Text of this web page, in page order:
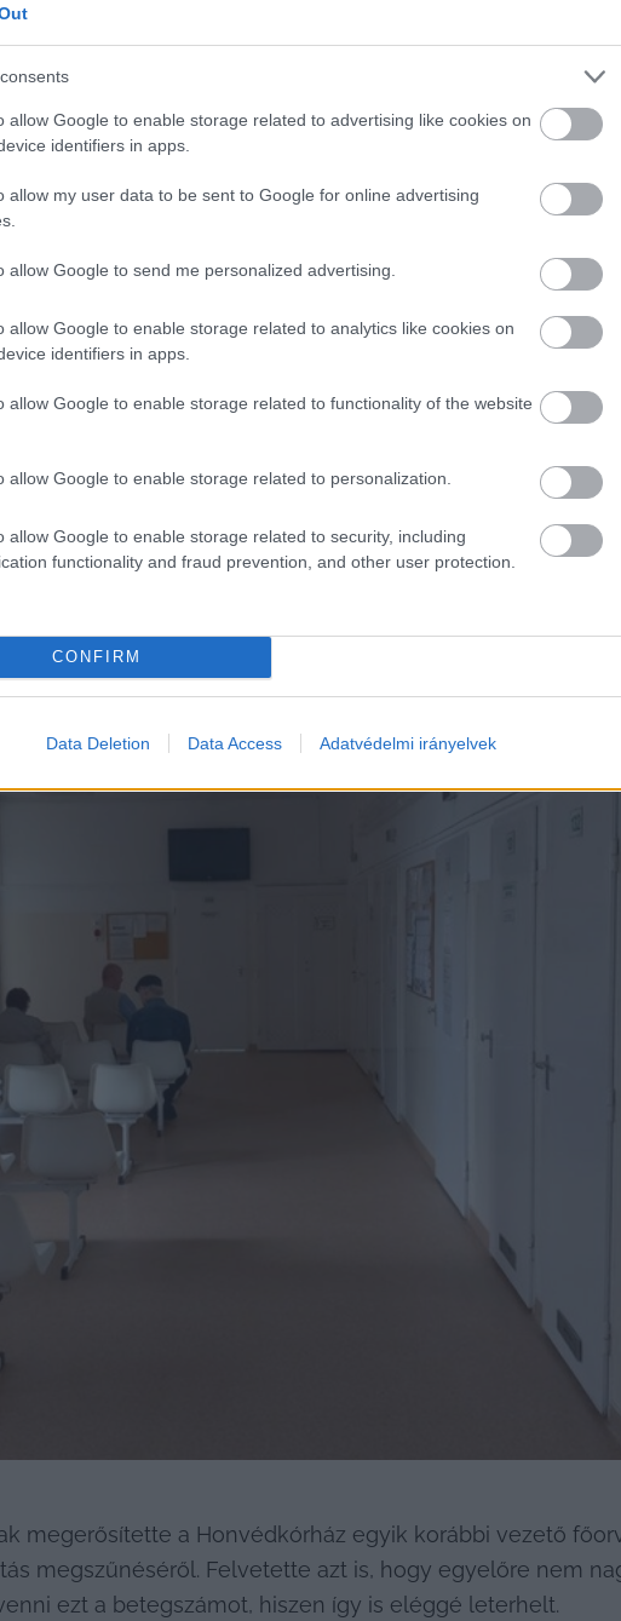
allow Google to enable storage related to advertising like cookies on
identifiers in apps.
allow my user data to be sent to Google for online advertising
allow Google to send me personalized advertising.
allow Google to enable storage related to analytics like cookies on
identifiers in apps.
allow Google to enable storage related to functionality of the website
allow Google to enable storage related to personalization.
allow Google to enable storage related to security, including
functionality and fraud prevention, and other user protection.
CONFIRM
Data Deletion Data Access Adatvédelmi irányelvek
széchenyivárosi háziorvosi körzetek lakossága is,
a megyei kórház kapacitásait (a Nyíri út 38/A, a Nyíri
alatt lévő, összesen tizenegy felnőtt háziorvosi praxis
a betegirányító ablak melletti tábla szerint –
folyosói pletykaként terjedt” – jegyezte meg
Ő személy szerint felháborítónak tartja, hogy egy
lakossági fórum sem.
megerősítette a Honvédkórház egyik korábbi vezető
megszűnéséről. Felvetette azt is, hogy egyelőre nem
ezt a betegszámot, hiszen így is eléggé leterhelt.